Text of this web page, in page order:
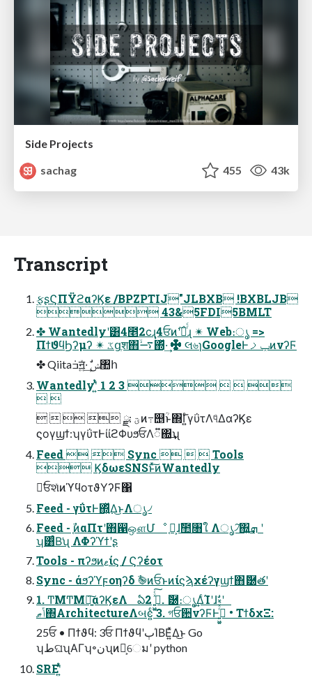
Side Projects
sachag
455 43k
Transcript
࣮ફʂϚΠΫϩαʔϏε /BPZPTIJ"JLBXB !BXBLJB
 43&5FDI5BMLT
✤ Wantedlyʹ͸4೥2ϲ݄ɻ4ਓͷ࣌ʹೖͬͨɻ ✴ Web։ൃ =>
ΠϯϑϥϦʔμʔ ✴ ػցֶश΋࠷ۙ΍ͬͯ·͢ ✤ લ৬ɿGoogleͰݕࡧͷνʔϜ
✤ Qiita݁ߏॻ͍ͯ·͢ ࣗݾ঺հ
Wantedlyʹ͍ͭͯ 1 2 3    
 
    ྫ: ؾͷ߹͏஥ؒͱ΍Γ͍ͨγΰτΛ୳ͤΔαʔϏε
ϛογϣϯ:ʮγΰτͰίίϩΦυϧਓΛ૿΍͢ʯ
Feed   Sync    Tools
 ϏδωεSNSͱͯ͠ͷWantedly
ಇ͘ਓશͯͷϓϥοτϑΥʔϜ΁
Feed - γΰτͰ΍͍ͬͯΔ͜ͱΛൃ৴
Feed - ֤ࣾͷαΠτʹ΋഑ஔՄೳ ֤͕ࣾɺࣾ಺৘ใ Λൃ৴͠΍͍͢ܗ ʹ
ʮ͸ͨΒ͘ʯ ΛΦʔϓϯʹʂ
Tools - πʔϧͷޱίϛ / Ϛʔέοτ
Sync - άϧʔϓϝοηʔδ ࣾ֎ͷਓͱͷίϛϡχέʔγϣϯ΋ޮ཰తʹ
1. ͲΜͲΜ৽͍͠αʔϏεΛ ఏڙ͍͖͍ͯͨ͠ 2. ޮ཰։ൃ͢ΔͨΊʹɺࣗ༝ʹ
ݴޠ΍ArchitectureΛબͼ͍ͨ 3. গਓ਺νʔϜͰߦ͍͖͍ͬͯͨ • ΤϯδχΞ:
25ਓ • Πϯϑϥ: 3ਓ ΠϯϑϥʹٻΊΒΕ͍ͯΔ͜ͱ Go
ʮطଘʯΑΓʮ৽نʯͷํ͕େมʹ python
SREʹ͍ͭͯ